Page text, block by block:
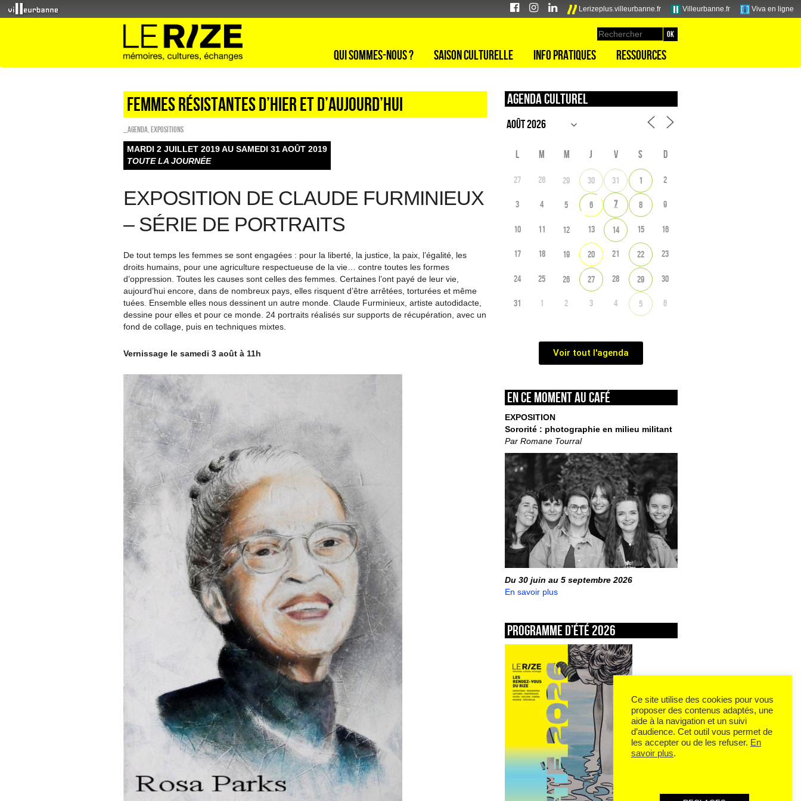
Lerizeplus.villeurbanne.fr Villeurbanne.fr Viva en ligne
Qui sommes-nous ? Saison culturelle Info pratiques Ressources
Femmes résistantes d’hier et d’aujourd’hui
_Agenda EXPOSITIONS
MARDI 2 JUILLET 2019 AU SAMEDI 31 AOÛT 2019
TOUTE LA JOURNÉE
EXPOSITION DE CLAUDE FURMINIEUX
– SÉRIE DE PORTRAITS
De tout temps les femmes se sont engagées : pour la liberté, la justice, la paix, l’égalité, les
droits humains, pour une agriculture respectueuse de la vie… contre toutes les formes
d’oppression. Toutes les causes sont celles des femmes. Certaines l’ont payé de leur vie,
aujourd’hui encore, dans de nombreux pays, elles risquent d’être arrêtées, torturées et même
tuées. Ensemble elles nous dessinent un autre monde. Claude Furminieux, artiste autodidacte,
dessine pour elles et pour ce monde. 24 portraits réalisés sur supports de récupération, avec un
fond de collage, puis en techniques mixtes.
Vernissage le samedi 3 août à 11h
Agenda culturel
L M M J V S D
27 28 29 30 31 1 2
3 4 5 6 7 8 9
10 11 12 13 14 15 16
17 18 19 20 21 22 23
24 25 26 27 28 29 30
31 1 2 3 4 5 6
Voir tout l'agenda
En ce moment au café
EXPOSITION
Sororité : photographie en milieu militant
Par Romane Tourral
Du 30 juin au 5 septembre 2026
En savoir plus
Programme d’été 2026
Ce site utilise des cookies pour vous
proposer des contenus adaptés, une
aide à la navigation et un suivi
d’audience. Cet outil vous permet de
les accepter ou de les refuser. En
savoir plus.